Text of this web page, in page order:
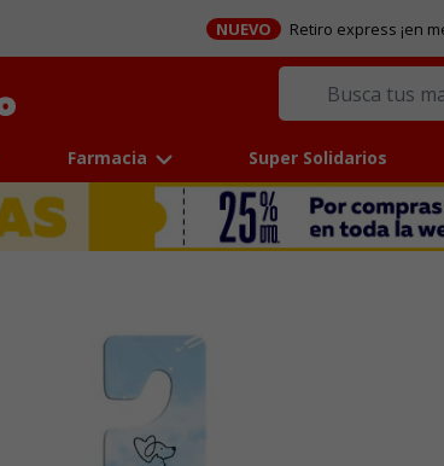
NUEVO Retiro express ¡en
Farmacia Super Solidarios